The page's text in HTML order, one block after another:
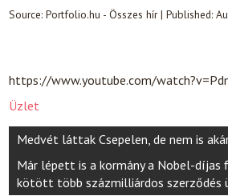
Source:Portfolio.hu - Összes hír|Published:
https://www.youtube.com/
Üzlet
Post
navigation
Medvét láttak Csepelen, de nem is
Már lépett is a kormány a Nobel-díjas
kötött több százmilliárdos szerződés